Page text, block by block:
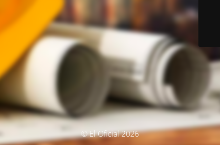
© El Oficial 2026